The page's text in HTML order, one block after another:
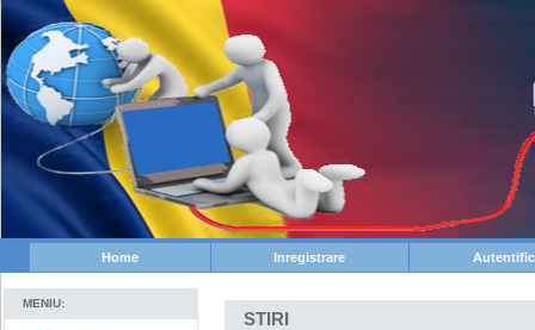
Home Inregistrare
MENIU:
STIRI